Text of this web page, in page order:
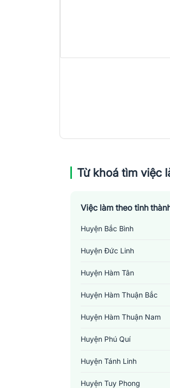
Từ khoá tìm việc
Việc làm theo tỉnh
Huyện Bắc Bình
Huyện Đức Linh
Huyện Hàm Tân
Huyện Hàm Thuận Bắc
Huyện Hàm Thuận Nam
Huyện Phú Quí
Huyện Tánh Linh
Huyện Tuy Phong